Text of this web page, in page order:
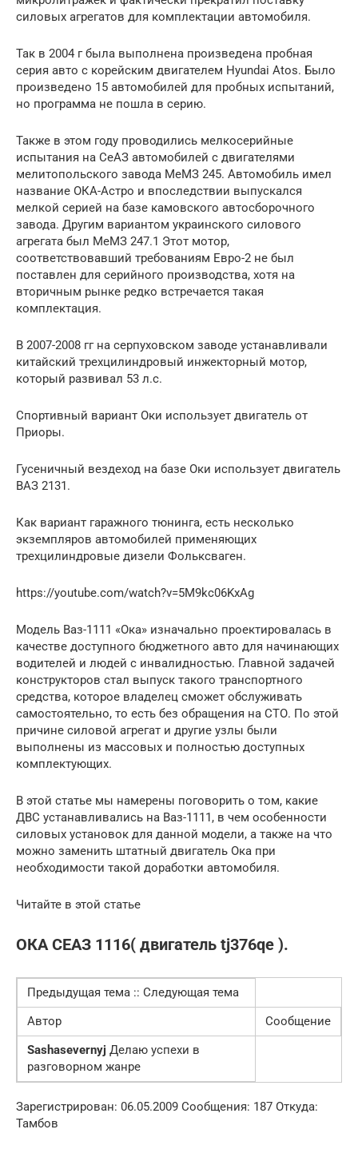
силовых агрегатов для комплектации автомобиля.
Так в 2004 г была выполнена произведена пробная
серия авто с корейским двигателем Hyundai Atos. Было
произведено 15 автомобилей для пробных испытаний,
но программа не пошла в серию.
Также в этом году проводились мелкосерийные
испытания на СеАЗ автомобилей с двигателями
мелитопольского завода МеМЗ 245. Автомобиль имел
название ОКА-Астро и впоследствии выпускался
мелкой серией на базе камовского автосборочного
завода. Другим вариантом украинского силового
агрегата был МеМЗ 247.1 Этот мотор,
соответствовавший требованиям Евро-2 не был
поставлен для серийного производства, хотя на
вторичным рынке редко встречается такая
комплектация.
В 2007-2008 гг на серпуховском заводе устанавливали
китайский трехцилиндровый инжекторный мотор,
который развивал 53 л.с.
Спортивный вариант Оки использует двигатель от
Приоры.
Гусеничный вездеход на базе Оки использует двигатель
ВАЗ 2131.
Как вариант гаражного тюнинга, есть несколько
экземпляров автомобилей применяющих
трехцилиндровые дизели Фольксваген.
https://youtube.com/watch?v=5M9kc06KxAg
Модель Ваз-1111 «Ока» изначально проектировалась в
качестве доступного бюджетного авто для начинающих
водителей и людей с инвалидностью. Главной задачей
конструкторов стал выпуск такого транспортного
средства, которое владелец сможет обслуживать
самостоятельно, то есть без обращения на СТО. По этой
причине силовой агрегат и другие узлы были
выполнены из массовых и полностью доступных
комплектующих.
В этой статье мы намерены поговорить о том, какие
ДВС устанавливались на Ваз-1111, в чем особенности
силовых установок для данной модели, а также на что
можно заменить штатный двигатель Ока при
необходимости такой доработки автомобиля.
Читайте в этой статье
ОКА СЕАЗ 1116( двигатель tj376qe ).
Предыдущая тема :: Следующая тема
Автор
Сообщение
Sashasevernyj Делаю успехи в
разговорном жанре
Зарегистрирован: 06.05.2009 Сообщения: 187 Откуда:
Тамбов